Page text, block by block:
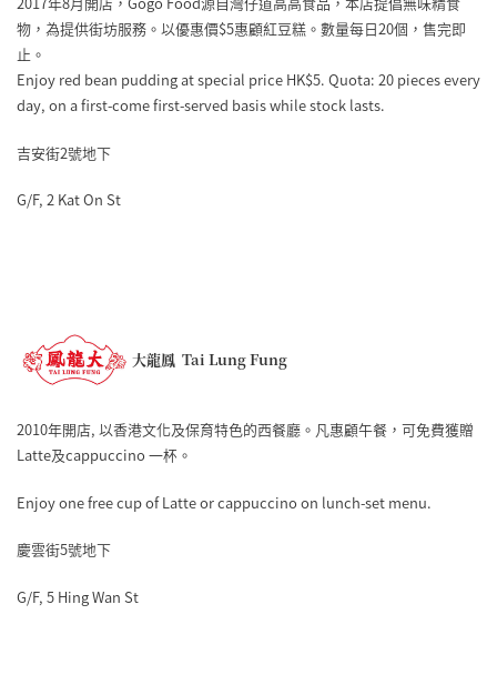
物，為提供街坊服務。以優惠價$5惠顧紅豆糕。數量每日20個，售完即
止。
Enjoy red bean pudding at special price HK$5. Quota: 20 pieces every
day, on a first-come first-served basis while stock lasts.
吉安街2號地下
G/F, 2 Kat On St
大龍鳳 Tai Lung Fung
2010年開店, 以香港文化及保育特色的西餐廳。凡惠顧午餐，可免費獲贈
Latte及cappuccino 一杯。
Enjoy one free cup of Latte or cappuccino on lunch-set menu.
慶雲街5號地下
G/F, 5 Hing Wan St